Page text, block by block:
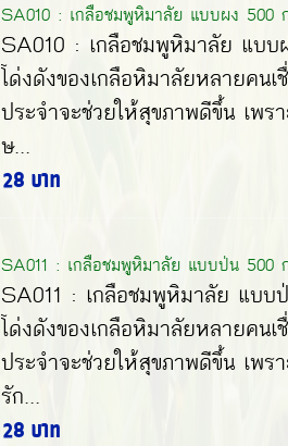
SA010 : เกลือชมพูหิมาลัย แบบผง 500
SA010 : เกลือชมพูหิมาลัย แบบ
โด่งดังของเกลือหิมาลัยหลายคน
ประจำจะช่วยให้สุขภาพดีขึ้น เพ
ษ...
28 บาท
SA011 : เกลือชมพูหิมาลัย แบบป่น 500
SA011 : เกลือชมพูหิมาลัย แบบ
โด่งดังของเกลือหิมาลัยหลายคน
ประจำจะช่วยให้สุขภาพดีขึ้น เพ
รัก...
28 บาท